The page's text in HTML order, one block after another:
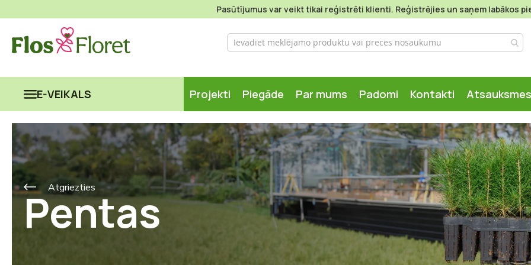
Pasūtījumus var veikt tikai reģistrēti klienti. Reģistrējies un saņem labākos
E-VEIKALS Projekti Piegāde Par mums Padomi Kontakti Atsauksmes
Atgriezties
Pentas